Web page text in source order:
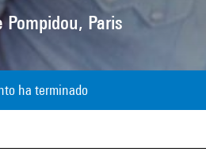
Pompidou, Paris
ha terminado